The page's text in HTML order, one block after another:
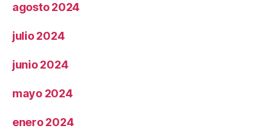
agosto 2024
julio 2024
junio 2024
mayo 2024
enero 2024